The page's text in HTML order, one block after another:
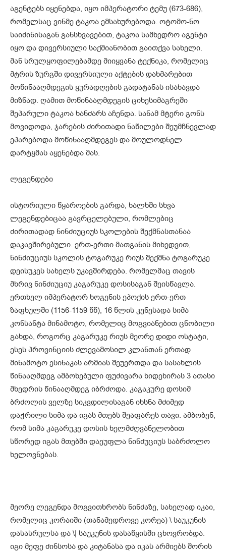
აგენტებს იყენებდა, იყო იმპერატორი ტემუ (673-686),
რომელსაც ვინმე ტაკოა ემსახურებოდა. ოტომო-ნო
საიძინისაგან განსხვავებით, ტაკოა სამხედრო აგენტი
იყო და დივერსიული საქმიანობით გაითქვა სახელი.
მან სრულყოფილებამდე მიიყვანა ტექნიკა, რომელიც
მტრის ზურგში დივერსიული აქტების დახმარებით
მოწინააღმდეგის ყურადღების გადატანას ისახავდა
მიზნად. ღამით მოწინააღმდეგის ციხესიმაგრეში
შეპარული ტაკოა ხანძარს აჩენდა. სანამ მტერი გონს
მოვიდოდა, ჯარების ძირითადი ნაწილები შეუმჩნევლად
ეპარებოდა მოწინააღმდეგეს და მოულოდნელ
დარტყმას აყენებდა მას.
ლეგენდები
ისტორიული წყაროების გარდა, ხალხში სხვა
ლეგენდებიცაა გავრცელებული, რომლებიც
ძირითადად ნინძიუციუს სკოლების შექმნასთანაა
დაკავშირებული. ერთ-ერთი მათგანის მიხედვით,
ნინძიუციუს სკოლის ტოგარუკე რიუს შექმნა ტოგარუკე
დეისუკეს სახელს უკავშირდება. რომელმაც თავის
მხრივ ნინძიუციუ კაგარუკე დოსისაგან შეისწავლა.
ერთხელ იმპერატორ ხოგენის ეპოქის ერთ-ერთ
ზაფხულში (1156-1159 წწ), 16 წლის კენესადა სიმა
კონსანტა მინამოტო, რომელიც მოგვიანებით ცნობილი
გახდა, როგორც კაგარუკე რიუს მეორე დიდი ოსტატი,
ესეს პროვინციის ძლევამოსილ კლანთან ერთად
მინამოტო ესინაკას არმიას შეუერთდა და სასახლის
წინააღმდეგ ამბოხებული ფუძივარა ხიდეხირას 3 ათასი
მხედრის წინააღმდეგ იბრძოდა. კაგაკურე დოსიმ
ბრძოლის ველზე სიკვდილისაგან იხსნა მძიმედ
დაჭრილი სიმა და იგას მთებს შეაფარეს თავი. ამბობენ,
რომ სიმა კაგარუკე დოსის ხელმძღვანელობით
სწორედ იგას მთებში დაეუფლა ნინძუციუს საბრძოლო
ხელოვნებას.
მეორე ლეგენდა მოგვითხრობს ნინძაზე, სახელად იკაი,
რომელიც კორაიში (თანამედროვე კორეა) \ საუკუნის
დასასრულსა და \| საუკუნის დასაწყისში ცხოვრობდა.
იგი მეფე ძინსოსა და კიტანასა და იკას არმიებს შორის